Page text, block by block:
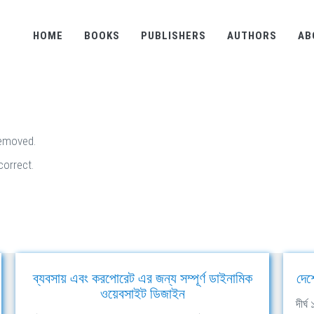
HOME BOOKS PUBLISHERS AUTHORS
ব্যবসায় এবং করপোরেট এর জন্য সম্পূর্ণ ডাইনামিক
ওয়েবসাইট ডিজাইন